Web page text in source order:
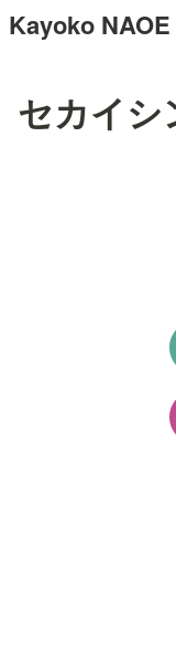
Kayoko NAOE
セカイシ